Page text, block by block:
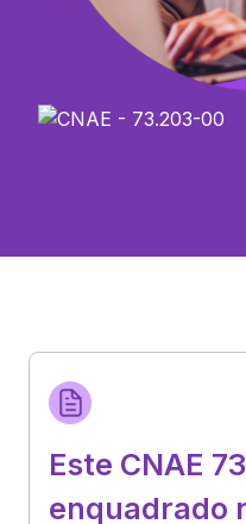
Este CNAE
enquadrado